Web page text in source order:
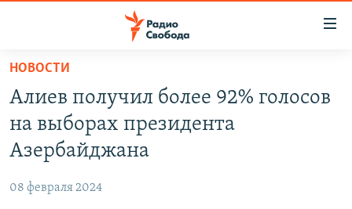
упрощенного
доступа
основному
Вернутся
ПОДКАСТЫ
АВТОРСКИЕ ПРОЕКТЫ
МНЕНИЯ
НОВОСТИ
Алиев получил более 92% голосов
на выборах президента
Азербайджана
08 февраля 2024